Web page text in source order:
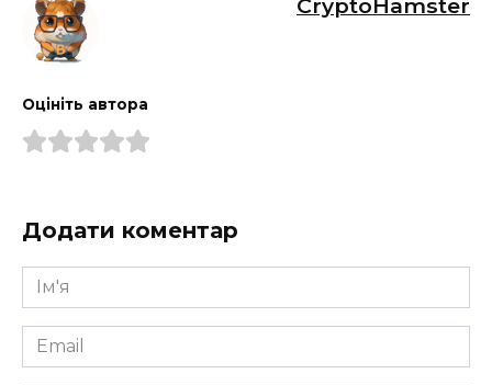
Оцініть автора
Додати коментар
Ім'я
*
Email
*